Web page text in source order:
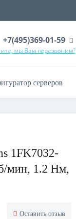
+7(495)369-01-59
мы Вам перезвоним?
серверов
1FK7032-
мин, 1.2 Нм,
Оставить отзыв